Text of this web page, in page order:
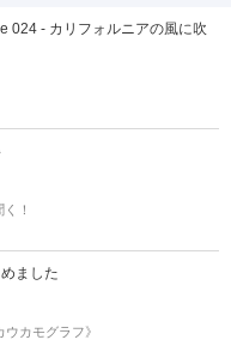
024 - カリフォルニアの風に吹
！
ました
カモグラフ》